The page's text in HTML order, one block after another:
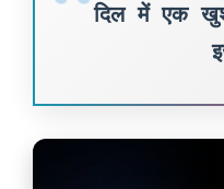
दिल में एक